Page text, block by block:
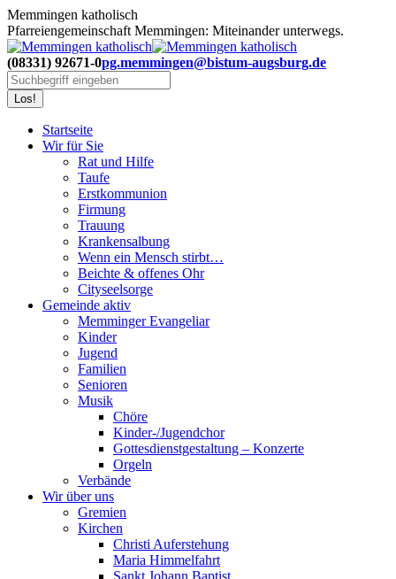
Zum
Inhalt
springen
Memmingen katholisch
Pfarreiengemeinschaft Memmingen: Miteinander unterwegs.
(08331) 92671-0pg.memmingen@bistum-augsburg.de
Search:
Startseite
Wir für Sie
Rat und Hilfe
Taufe
Erstkommunion
Firmung
Trauung
Krankensalbung
Wenn ein Mensch stirbt…
Beichte & offenes Ohr
Cityseelsorge
Gemeinde aktiv
Memminger Evangeliar
Kinder
Jugend
Familien
Senioren
Musik
Chöre
Kinder-/Jugendchor
Gottesdienstgestaltung – Konzerte
Orgeln
Verbände
Wir über uns
Gremien
Kirchen
Christi Auferstehung
Maria Himmelfahrt
Sankt Johann Baptist